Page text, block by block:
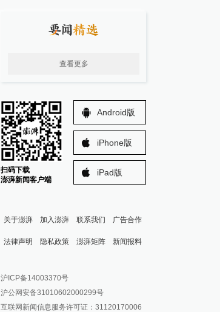
查看更多
扫码下载
澎湃新闻客户端
Android版
iPhone版
iPad版
关于澎湃 加入澎湃 联系我们 广告合作
法律声明 隐私政策 澎湃矩阵
澎湃新闻公众号
澎湃新闻抖音号
新闻报料
报料邮箱: news@thepaper.cn
沪ICP备14003370号
沪公网安备31010602000299号
互联网新闻信息服务许可证：31120170006